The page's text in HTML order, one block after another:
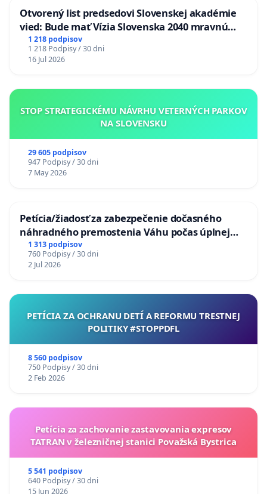
Otvorený list predsedovi Slovenskej akadémie
vied: Bude mať Vízia Slovenska 2040 mravnú
chrbticu?
1 218 podpisov
1 218 Podpisy / 30 dni
16 Jul 2026
STOP STRATEGICKÉMU NÁVRHU VETERNÝCH PARKOV
NA SLOVENSKU
29 605 podpisov
947 Podpisy / 30 dni
7 May 2026
Petícia/žiadosť za zabezpečenie dočasného
náhradného premostenia Váhu počas úplnej
uzávery Vážskeho mosta v Komárne
1 313 podpisov
760 Podpisy / 30 dni
2 Jul 2026
PETÍCIA ZA OCHRANU DETÍ A REFORMU TRESTNEJ
POLITIKY #STOPPDFL
8 560 podpisov
750 Podpisy / 30 dni
2 Feb 2026
Petícia za zachovanie zastavovania expresov
TATRAN v železničnej stanici Považská Bystrica
5 541 podpisov
640 Podpisy / 30 dni
15 Jun 2026